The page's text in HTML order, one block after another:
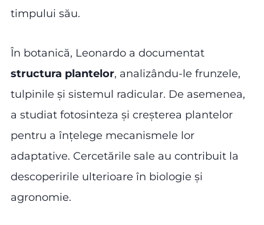
timpului său.
În botanică, Leonardo a documentat
structura plantelor, analizându-le frunzele,
tulpinile și sistemul radicular. De asemenea,
a studiat fotosinteza și creșterea plantelor
pentru a înțelege mecanismele lor
adaptative. Cercetările sale au contribuit la
descoperirile ulterioare în biologie și
agronomie.